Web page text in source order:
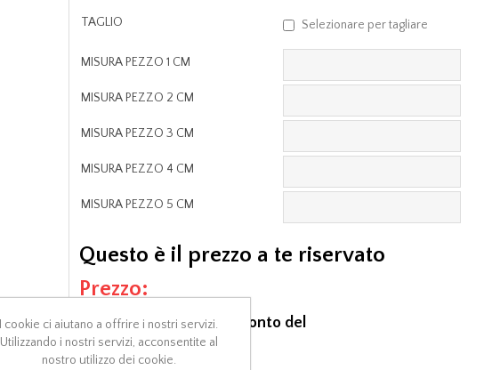
TAGLIO Selezionare per tagliare
MISURA PEZZO 1 CM
MISURA PEZZO 2 CM
MISURA PEZZO 3 CM
MISURA PEZZO 4 CM
MISURA PEZZO 5 CM
Questo è il prezzo a te riservato
Prezzo:
E' comprensivo di uno sconto del
PREVENTIVO
I cookie ci aiutano a offrire i nostri servizi.
Utilizzando i nostri servizi, acconsentite al
nostro utilizzo dei cookie.